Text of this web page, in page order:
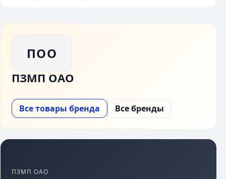
ПОО
ПЗМП ОАО
Все товары бренда Все бренды
ПЗМП ОАО